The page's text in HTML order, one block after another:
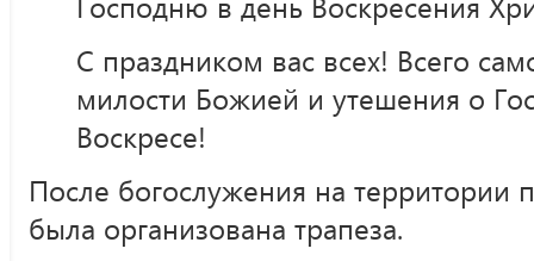
С праздником вас всех! Всего
милости Божией и утешения о
Воскресе!
После богослужения на территории
была организована трапеза.